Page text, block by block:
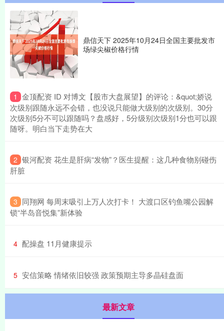
鼎信天下 2025年10月24日全国主要批发市
场绿尖椒价格行情
1 ​金顶配资 ID 对博文【股市大盘展望】的评论：&quot;娇说
次级别跟随永远不会错，也没说只能做大级别的次级别。30分
次级别5分不可以跟随吗？盘感好，5分级别次级别1分也可以跟
随呀。明白当下走势在大
2 ​银河配资 花生是肝病“发物”？医生提醒：这几种食物别碰伤
肝脏
3 ​同翔网 每周末吸引上万人次打卡！ 大渡口区钓鱼嘴公园解
锁“半岛音悦集”新体验
4 ​配操盘 11月健康提示
5 ​安信策略 情绪依旧较强 政策预期主导多晶硅盘面
最新文章